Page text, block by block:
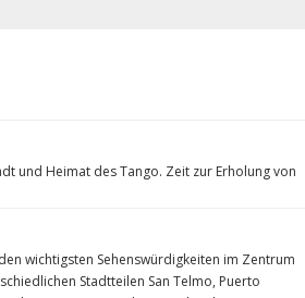
und Heimat des Tango. Zeit zur Erholung von
wichtigsten Sehenswürdigkeiten im Zentrum
Stadtteilen San Telmo, Puerto